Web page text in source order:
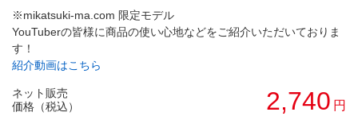
※mikatsuki-ma.com 限定モデル
YouTuberの皆様に商品の使い心地などをご紹介いただいておりま
す！
紹介動画はこちら
ネット販売
価格（税込）
2,740 円